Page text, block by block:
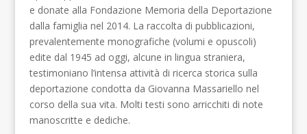
e donate alla Fondazione Memoria della Deportazione
dalla famiglia nel 2014. La raccolta di pubblicazioni,
prevalentemente monografiche (volumi e opuscoli)
edite dal 1945 ad oggi, alcune in lingua straniera,
testimoniano l’intensa attività di ricerca storica sulla
deportazione condotta da Giovanna Massariello nel
corso della sua vita. Molti testi sono arricchiti di note
manoscritte e dediche.